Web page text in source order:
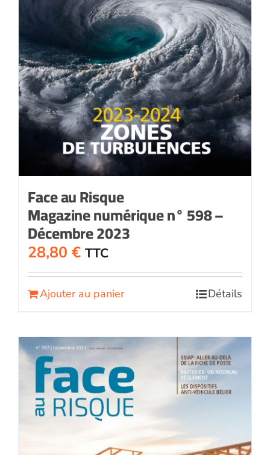
Face au Risque
Magazine numérique n° 598 –
Décembre 2023
28,80 € TTC
Ajouter au panier Détails